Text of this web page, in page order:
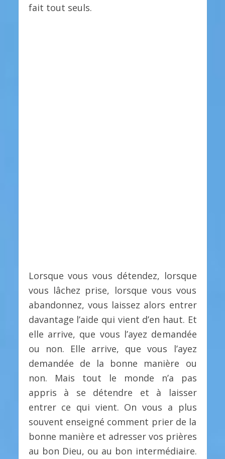
fait tout seuls.
Lorsque vous vous détendez, lorsque
vous lâchez prise, lorsque vous vous
abandonnez, vous laissez alors entrer
davantage l’aide qui vient d’en haut. Et
elle arrive, que vous l’ayez demandée
ou non. Elle arrive, que vous l’ayez
demandée de la bonne manière ou
non. Mais tout le monde n’a pas
appris à se détendre et à laisser
entrer ce qui vient. On vous a plus
souvent enseigné comment prier de la
bonne manière et adresser vos prières
au bon Dieu, ou au bon intermédiaire.